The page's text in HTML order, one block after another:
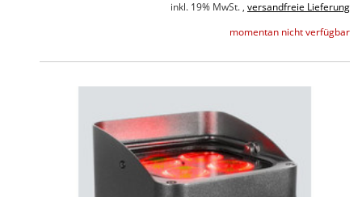
inkl. 19% MwSt. , versandfreie Lieferung
momentan nicht verfügbar